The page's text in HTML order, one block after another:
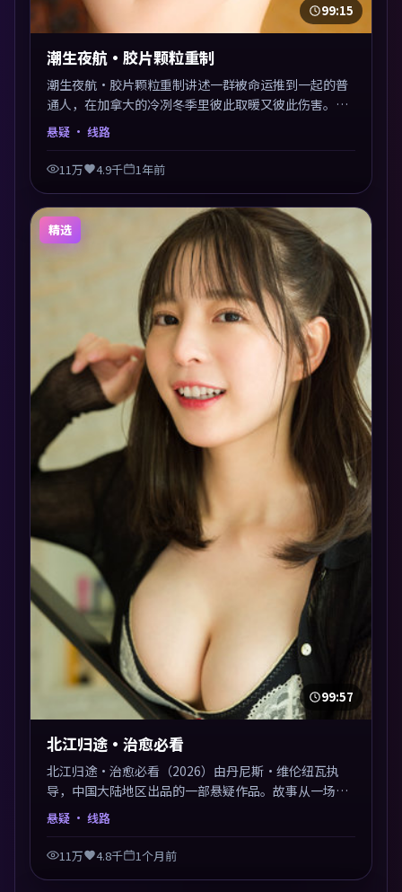
99:15
潮生夜航·胶片颗粒重制
潮生夜航·胶片颗粒重制讲述一群被命运推到一起的普
通人，在加拿大的冷冽冬季里彼此取暖又彼此伤害。曾
国祥以悬疑类型外壳探讨信任与背叛，映后讨论度颇
高。片尾留白开放解读，关于“选择”的主题余音绕
梁。
悬疑 · 线路
11万 4.9千 1年前
精选
99:57
北江归途·治愈必看
北江归途·治愈必看（2026）由丹尼斯·维伦纽瓦执
导，中国大陆地区出品的一部悬疑作品。故事从一场意
外切入，人物在道德与生存之间反复摇摆，叙事层层推
进，情绪克制而有力。主演阵容以生活化表演见长，对
手戏火花四溅。
悬疑 · 线路
11万 4.8千 1个月前